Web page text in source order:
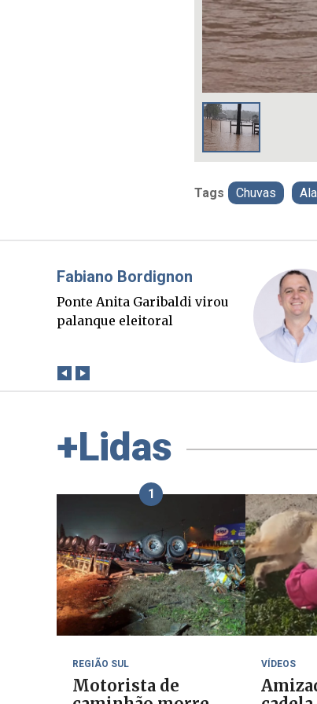
Tags Chuvas
Misael Elias
O Boato corre mais rápido
que a verdade. Mas quem
+Lidas
1
REGIÃO SUL
Motorista de
VÍDEOS